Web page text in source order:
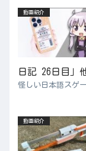
動画紹介
日記 26日目」
怪しい日本語スゲ
動画紹介